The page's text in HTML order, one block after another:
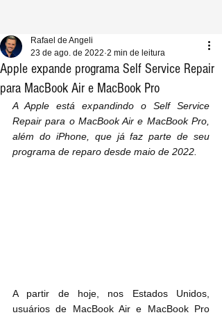
Apple expande programa Self Service Repair
para MacBook Air e MacBook Pro
Rafael de Angeli
23 de ago. de 2022 2 min de leitura
A Apple está expandindo o Self Service
Repair para o MacBook Air e MacBook Pro,
além do iPhone, que já faz parte de seu
programa de reparo desde maio de 2022.
A partir de hoje, nos Estados Unidos,
usuários de MacBook Air‌ e MacBook Pro